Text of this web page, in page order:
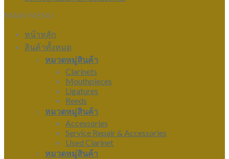
MAIN MENU
หน้าหลัก
สินค้าทั้งหมด
หมวดหมู่สินค้า
Clarinets
Mouthpieces
Ligatures
Reeds
หมวดหมู่สินค้า
Accessories
Service Repair & Accessories
Used Clarinet
หมวดหมู่สินค้า